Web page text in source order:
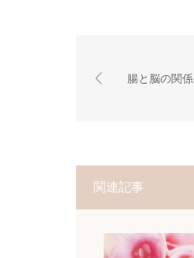
腸と脳の関係
関連記事